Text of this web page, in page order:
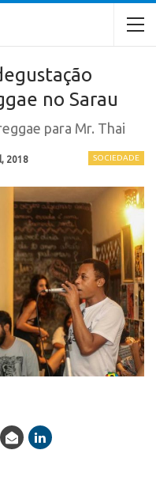
no Sarau
para Mr. Thai
SOCIEDADE
2018